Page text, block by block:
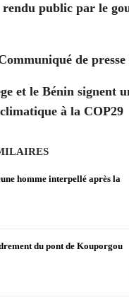
public par le
de presse
et le Bénin signent
climatique à la COP29
homme interpellé après la
du pont de Kouporgou